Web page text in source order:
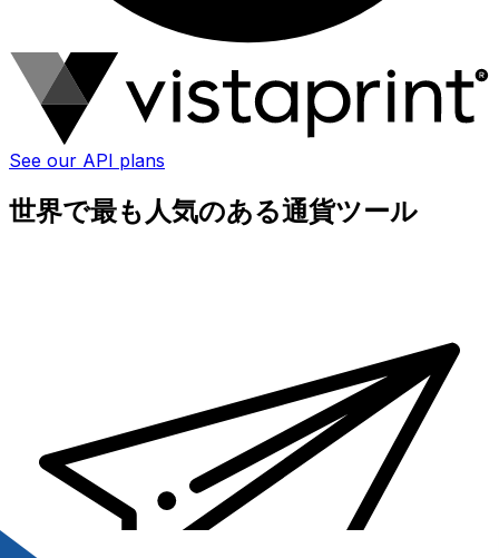
See our API plans
世界で最も人気のある通貨ツール